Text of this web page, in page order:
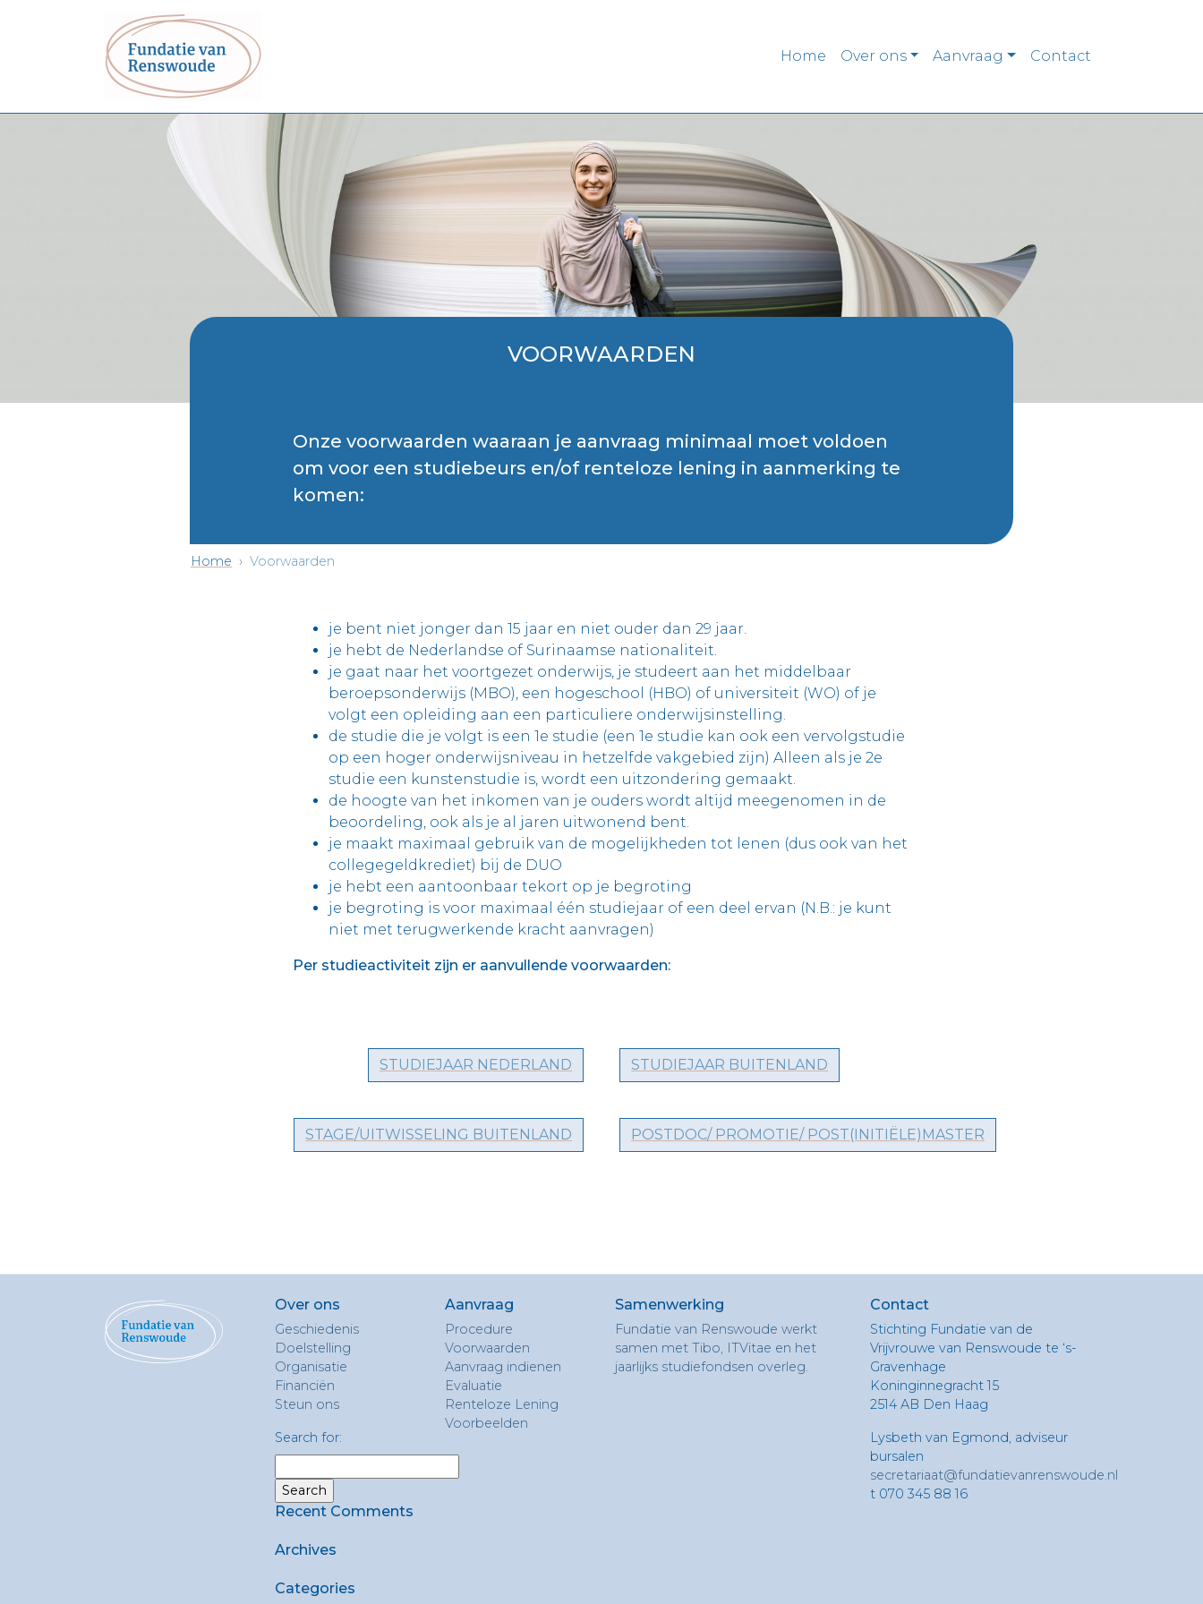
Home Over ons Aanvraag Contact
VOORWAARDEN
Onze voorwaarden waaraan je aanvraag minimaal moet voldoen
om voor een studiebeurs en/of renteloze lening in aanmerking te
komen:
Home Voorwaarden
je bent niet jonger dan 15 jaar en niet ouder dan 29 jaar.
je hebt de Nederlandse of Surinaamse nationaliteit.
je gaat naar het voortgezet onderwijs, je studeert aan het middelbaar
beroepsonderwijs (MBO), een hogeschool (HBO) of universiteit (WO) of je
volgt een opleiding aan een particuliere onderwijsinstelling.
de studie die je volgt is een 1e studie (een 1e studie kan ook een vervolgstudie
op een hoger onderwijsniveau in hetzelfde vakgebied zijn) Alleen als je 2e
studie een kunstenstudie is, wordt een uitzondering gemaakt.
de hoogte van het inkomen van je ouders wordt altijd meegenomen in de
beoordeling, ook als je al jaren uitwonend bent.
je maakt maximaal gebruik van de mogelijkheden tot lenen (dus ook van het
collegegeldkrediet) bij de DUO
je hebt een aantoonbaar tekort op je begroting
je begroting is voor maximaal één studiejaar of een deel ervan (N.B.: je kunt
niet met terugwerkende kracht aanvragen)
Per studieactiviteit zijn er aanvullende voorwaarden:
STUDIEJAAR NEDERLAND STUDIEJAAR BUITENLAND
STAGE/UITWISSELING BUITENLAND POSTDOC/ PROMOTIE/ POST(INITIËLE)MASTER
Over ons
Geschiedenis
Doelstelling
Organisatie
Financiën
Steun ons
Search for:
Recent Comments
Archives
Categories
Aanvraag
Procedure
Voorwaarden
Aanvraag indienen
Evaluatie
Renteloze Lening
Voorbeelden
Samenwerking
Fundatie van Renswoude werkt
samen met Tibo, ITVitae en het
jaarlijks studiefondsen overleg.
Contact
Stichting Fundatie van de
Vrijvrouwe van Renswoude te ‘s-
Gravenhage
Koninginnegracht 15
2514 AB Den Haag
Lysbeth van Egmond, adviseur
bursalen
secretariaat@fundatievanrenswoude.nl
t 070 345 88 16